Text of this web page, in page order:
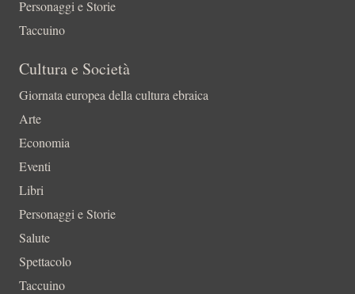
Personaggi e Storie
Taccuino
Cultura e Società
Giornata europea della cultura ebraica
Arte
Economia
Eventi
Libri
Personaggi e Storie
Salute
Spettacolo
Taccuino